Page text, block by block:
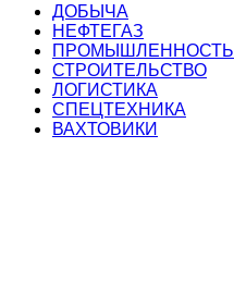
ДОБЫЧА
НЕФТЕГАЗ
ПРОМЫШЛЕННОСТЬ
СТРОИТЕЛЬСТВО
ЛОГИСТИКА
СПЕЦТЕХНИКА
ВАХТОВИКИ